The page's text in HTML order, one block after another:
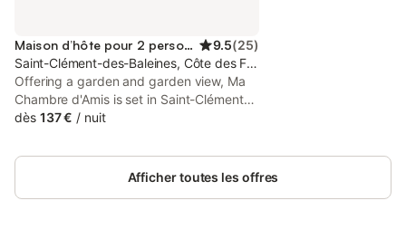
Maison d’hôte pour 2 personnes 9.5(25)
Saint-Clément-des-Baleines, Côte des Fleurs
Offering a garden and garden view, Ma
Chambre d'Amis is set in Saint-Clément-
des-Baleines, 39 km from La Rochelle
Expositions de la Rochelle. This property
offers access to a terrace and free
dès 137 € / nuit
Afficher toutes les offres